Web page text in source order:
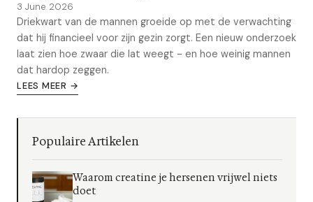
3 June 2026
Driekwart van de mannen groeide op met de verwachting
dat hij financieel voor zijn gezin zorgt. Een nieuw onderzoek
laat zien hoe zwaar die lat weegt - en hoe weinig mannen
dat hardop zeggen.
LEES MEER →
Populaire Artikelen
Waarom creatine je hersenen vrijwel niets
doet